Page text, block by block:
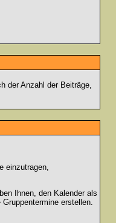
der Anzahl der Beiträge,
einzutragen,
Ihnen, den Kalender als
erstellen.